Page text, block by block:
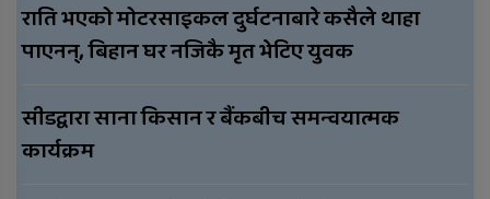
राति भएको मोटरसाइकल दुर्घटनाबारे कसैले थाहा
पाएनन्, बिहान घर नजिकै मृत भेटिए युवक
सीडद्वारा साना किसान र बैंकबीच समन्वयात्मक
कार्यक्रम